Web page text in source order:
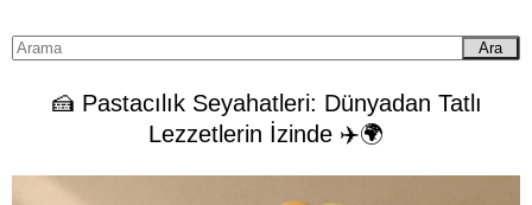
Ara
🍰 Pastacılık Seyahatleri: Dünyadan Tatlı
Lezzetlerin İzinde ✈️🌍